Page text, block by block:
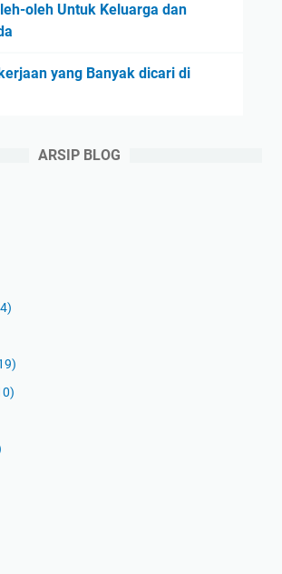
oleh Untuk Keluarga dan
yang Banyak dicari di
ARSIP BLOG